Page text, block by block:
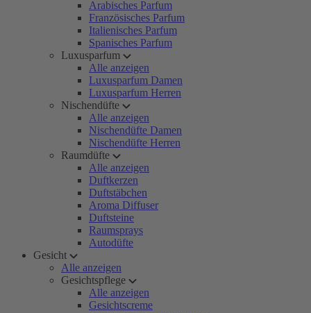
Arabisches Parfum
Französisches Parfum
Italienisches Parfum
Spanisches Parfum
Luxusparfum
Alle anzeigen
Luxusparfum Damen
Luxusparfum Herren
Nischendüfte
Alle anzeigen
Nischendüfte Damen
Nischendüfte Herren
Raumdüfte
Alle anzeigen
Duftkerzen
Duftstäbchen
Aroma Diffuser
Duftsteine
Raumsprays
Autodüfte
Gesicht
Alle anzeigen
Gesichtspflege
Alle anzeigen
Gesichtscreme